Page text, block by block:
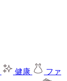
健康
ファ